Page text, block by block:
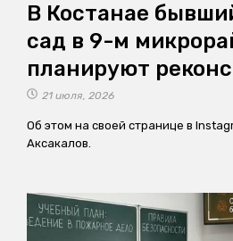
В Костанае
сад в 9-м
планируют
21 июля, 2026
Об этом на своей странице в
Аксакалов.